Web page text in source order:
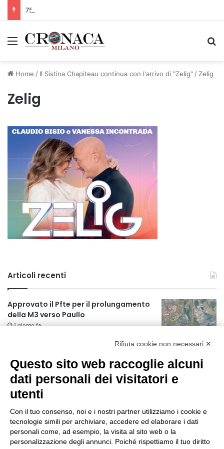
Menu
Home / Il Sistina Chapiteau continua con l'arrivo di "Zelig" / Zelig
Zelig
Articoli recenti
Approvato il Pfte per il prolungamento
della M3 verso Paullo
1 giorno fa
75 anni di INFN. La comunità, la storia, il
futuro della ricerca in fisica
fondamentale in Italia
1 giorno fa
Milano Aiuta Estate, 1600 prestazioni di
assistenza attivate
1 giorno fa
Il potenziale invisibile: come la
Rifiuta cookie non necessari ✕
Questo sito web raccoglie alcuni
dati personali dei visitatori e
utenti
Con il tuo consenso, noi e i nostri partner utilizziamo i cookie e
tecnologie simili per archiviare, accedere ed elaborare i dati
personali come, ad esempio, la visita al sito web o la
personalizzazione degli annunci. Poiché rispettiamo il tuo diritto